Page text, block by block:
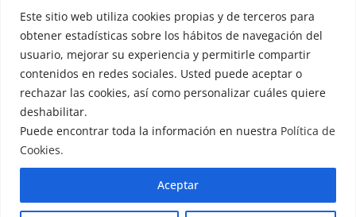
Este sitio web utiliza cookies propias y de terceros para
obtener estadísticas sobre los hábitos de navegación del
usuario, mejorar su experiencia y permitirle compartir
contenidos en redes sociales. Usted puede aceptar o
rechazar las cookies, así como personalizar cuáles quiere
deshabilitar.
Puede encontrar toda la información en nuestra Política de
Cookies.
Aceptar
Aviso Legal
Política de privacidad